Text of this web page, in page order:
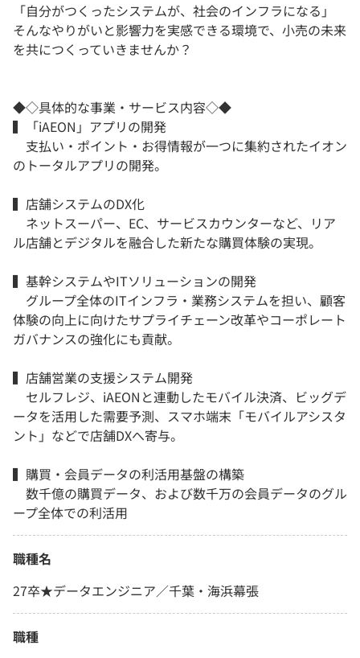
「自分がつくったシステムが、社会のインフラになる」
そんなやりがいと影響力を実感できる環境で、小売の未来
を共につくっていきませんか？
◆◇具体的な事業・サービス内容◇◆
▍「iAEON」アプリの開発
支払い・ポイント・お得情報が一つに集約されたイオン
のトータルアプリの開発。
▍店舗システムのDX化
ネットスーパー、EC、サービスカウンターなど、リア
ル店舗とデジタルを融合した新たな購買体験の実現。
▍基幹システムやITソリューションの開発
グループ全体のITインフラ・業務システムを担い、顧客
体験の向上に向けたサプライチェーン改革やコーポレート
ガバナンスの強化にも貢献。
▍店舗営業の支援システム開発
セルフレジ、iAEONと連動したモバイル決済、ビッグデ
ータを活用した需要予測、スマホ端末「モバイルアシスタ
ント」などで店舗DXへ寄与。
▍購買・会員データの利活用基盤の構築
数千億の購買データ、および数千万の会員データのグル
ープ全体での利活用
職種名
27卒★データエンジニア／千葉・海浜幕張
職種